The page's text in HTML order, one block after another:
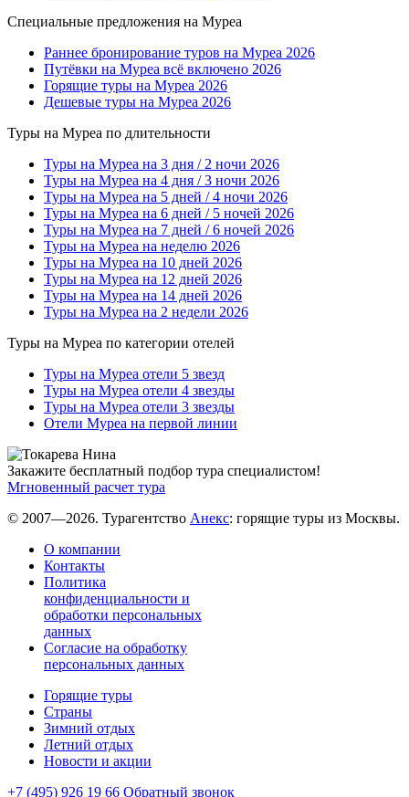
Специальные предложения на Муреа
Раннее бронирование туров на Муреа 2026
Путёвки на Муреа всё включено 2026
Горящие туры на Муреа 2026
Дешевые туры на Муреа 2026
Туры на Муреа по длительности
Туры на Муреа на 3 дня / 2 ночи 2026
Туры на Муреа на 4 дня / 3 ночи 2026
Туры на Муреа на 5 дней / 4 ночи 2026
Туры на Муреа на 6 дней / 5 ночей 2026
Туры на Муреа на 7 дней / 6 ночей 2026
Туры на Муреа на неделю 2026
Туры на Муреа на 10 дней 2026
Туры на Муреа на 12 дней 2026
Туры на Муреа на 14 дней 2026
Туры на Муреа на 2 недели 2026
Туры на Муреа по категории отелей
Туры на Муреа отели 5 звезд
Туры на Муреа отели 4 звезды
Туры на Муреа отели 3 звезды
Отели Муреа на первой линии
Закажите бесплатный подбор тура специалистом!
Мгновенный расчет тура
© 2007—2026. Турагентство Анекс: горящие туры из Москвы.
О компании
Контакты
Политика
конфиденциальности и
обработки персональных
данных
Согласие на обработку
персональных данных
Горящие туры
Страны
Зимний отдых
Летний отдых
Новости и акции
+7 (495) 926 19 66 Обратный звонок